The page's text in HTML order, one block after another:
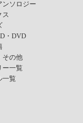
ンソロジー
ス
・DVD
その他
ー一覧
一覧